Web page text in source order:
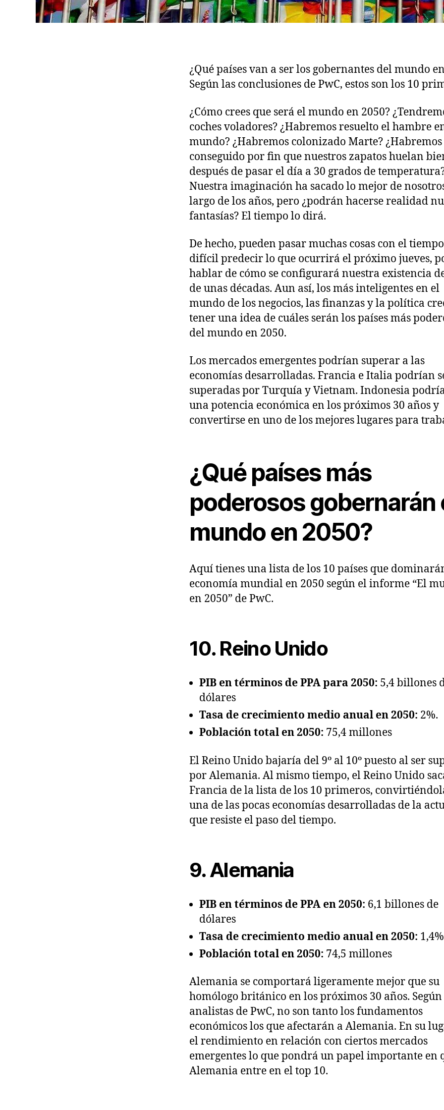
¿Qué países van a ser los gobernantes del mundo
Según las conclusiones de PwC, estos son los 10
¿Cómo crees que será el mundo en 2050?
coches voladores? ¿Habremos resuelto el hambre
mundo? ¿Habremos colonizado Marte? ¿Habremos
conseguido por fin que nuestros zapatos huelan
después de pasar el día a 30 grados de
Nuestra imaginación ha sacado lo mejor de
largo de los años, pero ¿podrán hacerse realidad
fantasías? El tiempo lo dirá.
De hecho, pueden pasar muchas cosas con el
difícil predecir lo que ocurrirá el próximo jueves,
hablar de cómo se configurará nuestra existencia
de unas décadas. Aun así, los más inteligentes en el
mundo de los negocios, las finanzas y la política
tener una idea de cuáles serán los países más
del mundo en 2050.
Los mercados emergentes podrían superar a las
economías desarrolladas. Francia e Italia podrían
superadas por Turquía y Vietnam. Indonesia
una potencia económica en los próximos 30 años y
convertirse en uno de los mejores lugares para
¿Qué países más
poderosos gobernarán
mundo en 2050?
Aquí tienes una lista de los 10 países que
economía mundial en 2050 según el informe “El
en 2050” de PwC.
10. Reino Unido
PIB en términos de PPA para 2050: 5,4 billones
dólares
Tasa de crecimiento medio anual en 2050: 2%.
Población total en 2050: 75,4 millones
El Reino Unido bajaría del 9º al 10º puesto al ser
por Alemania. Al mismo tiempo, el Reino Unido
Francia de la lista de los 10 primeros,
una de las pocas economías desarrolladas de la
que resiste el paso del tiempo.
9. Alemania
PIB en términos de PPA en 2050: 6,1 billones de
dólares
Tasa de crecimiento medio anual en 2050:
Población total en 2050: 74,5 millones
Alemania se comportará ligeramente mejor que su
homólogo británico en los próximos 30 años. Según
analistas de PwC, no son tanto los fundamentos
económicos los que afectarán a Alemania. En su
el rendimiento en relación con ciertos mercados
emergentes lo que pondrá un papel importante en
Alemania entre en el top 10.